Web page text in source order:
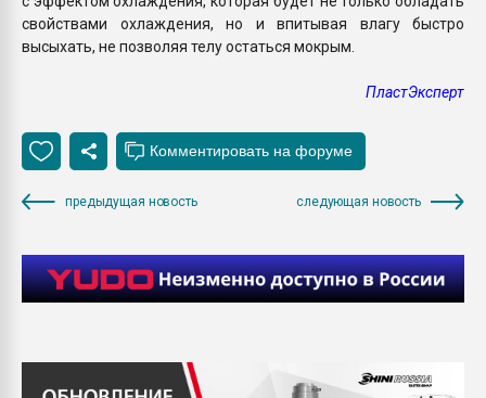
свойствами охлаждения, но и впитывая влагу быстро
высыхать, не позволяя телу остаться мокрым.
ПластЭксперт
предыдущая новость следующая новость